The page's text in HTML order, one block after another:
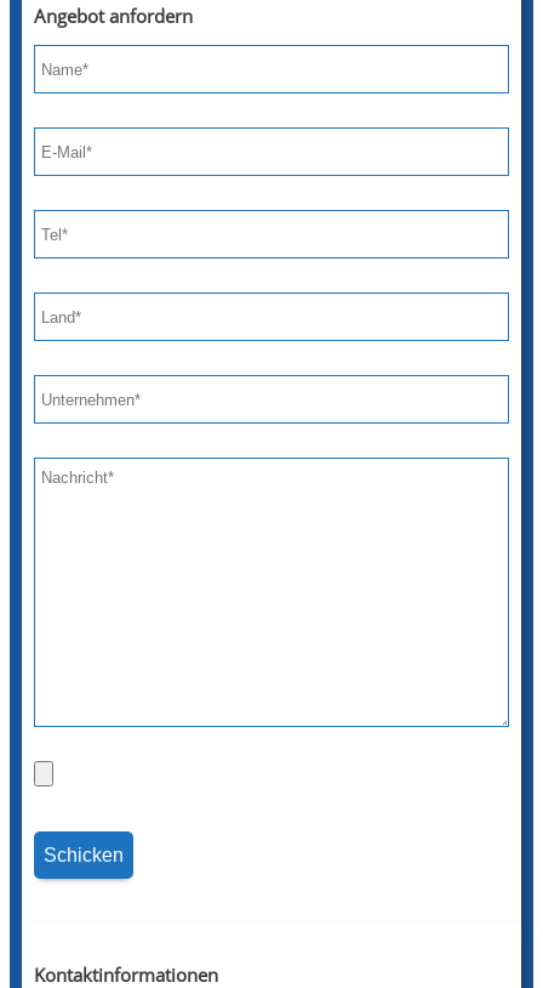
Angebot anfordern
Kontaktinformationen